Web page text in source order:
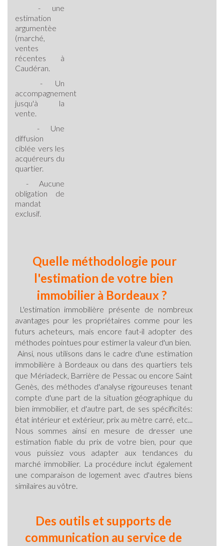
- une
estimation
argumentèe
(marché,
ventes
récentes à
Caudéran.
- Un
accompagnement
jusqu'à la
vente.
- Une
diffusion
ciblée vers les
acquéreurs du
quartier.
- Aucune
obligation de
mandat
exclusif.
Quelle méthodologie pour
l'estimation de votre bien
immobilier à Bordeaux ?
L'estimation immobilière présente de nombreux
avantages pour les propriétaires comme pour les
futurs acheteurs, mais encore faut-il adopter des
méthodes pointues pour estimer la valeur d'un bien.
Ainsi, nous utilisons dans le cadre d'une estimation
immobilière à Bordeaux ou dans des quartiers tels
que Mériadeck, Barrière de Pessac ou encore Saint
Genès, des méthodes d'analyse rigoureuses tenant
compte d'une part de la situation géographique du
bien immobilier, et d'autre part, de ses spécificités:
état intérieur et extérieur, prix au mètre carré, etc...
Nous sommes ainsi en mesure de dresser une
estimation fiable du prix de votre bien, pour que
vous puissiez vous adapter aux tendances du
marché immobilier. La procédure inclut également
une comparaison de logement avec d'autres biens
similaires au vôtre.
Des outils et supports de
communication au service de